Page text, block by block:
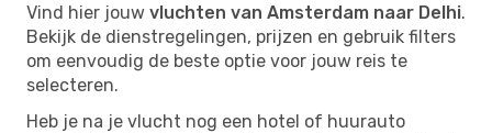
Vind hier jouw vluchten van Amsterdam naar Delhi.
Bekijk de dienstregelingen, prijzen en gebruik filters
om eenvoudig de beste optie voor jouw reis te
selecteren.
Heb je na je vlucht nog een hotel of huurauto